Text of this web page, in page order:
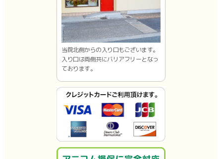
当院北側からの入り口もございます。
入り口は両側共にバリアフリーとなっ
ております。